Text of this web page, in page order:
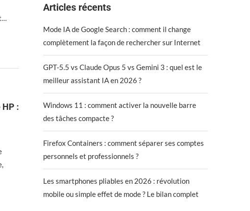
:
Articles récents
Mode IA de Google Search : comment il change
complètement la façon de rechercher sur Internet
GPT-5.5 vs Claude Opus 5 vs Gemini 3 : quel est le
meilleur assistant IA en 2026 ?
Windows 11 : comment activer la nouvelle barre
des tâches compacte ?
Firefox Containers : comment séparer ses comptes
personnels et professionnels ?
Les smartphones pliables en 2026 : révolution
mobile ou simple effet de mode ? Le bilan complet